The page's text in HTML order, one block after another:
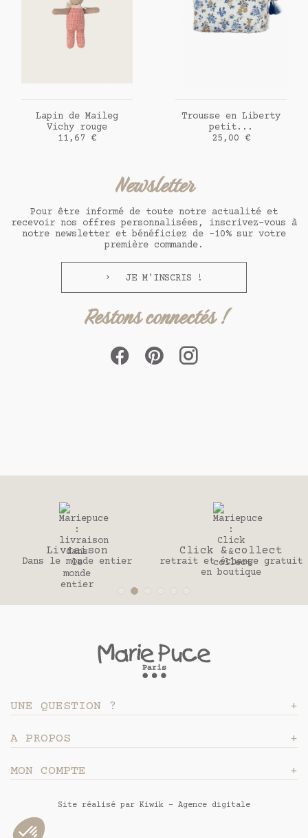
AJOUTER AU PANIER
Lapin de Maileg
Vichy rouge
Prix
11,67 €
AJOUTER AU PANIER
Trousse en Liberty
petit...
Prix
25,00 €
Newsletter
Pour être informé de toute notre actualité et
recevoir nos offres personnalisées, inscrivez-vous à
notre newsletter et bénéficiez de -10% sur votre
première commande.
JE M'INSCRIS !
Restons connectés !
Click & collect
retrait et échange gratuit
en boutique
30 jours
Pour changer
UNE QUESTION ?
A PROPOS
MON COMPTE
Site réalisé par Kiwik - Agence digitale